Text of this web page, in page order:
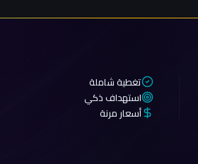
تغطية شاملة
استهداف ذكي
أسعار مرنة